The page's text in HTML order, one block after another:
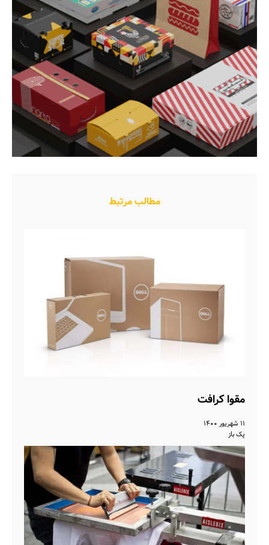
مطالب مرتبط
مقوا کرافت
۱۱ شهریور ۱۴۰۰
پک باز